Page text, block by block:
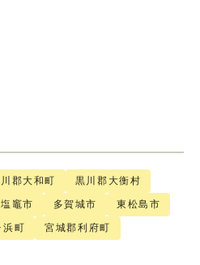
郡大和町 黒川郡大衡村
塩竈市 多賀城市 東松島市
浜町 宮城郡利府町